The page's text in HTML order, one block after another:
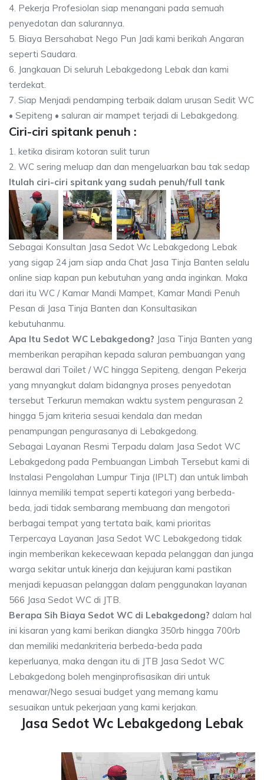
4. Pekerja Profesiolan siap menangani pada semuah
penyedotan dan salurannya.
5. Biaya Bersahabat Nego Pun Jadi kami berikah Angaran
seperti Saudara.
6. Jangkauan Di seluruh Lebakgedong Lebak dan kami
terdekat.
7. Siap Menjadi pendamping terbaik dalam urusan Sedit WC
• Sepiteng • saluran air mampet terjadi di Lebakgedong.
Ciri-ciri spitank penuh :
1. ketika disiram kotoran sulit turun
2. WC sering meluap dan dan mengeluarkan bau tak sedap
Itulah ciri-ciri spitank yang sudah penuh/full tank
Sebagai Konsultan Jasa Sedot Wc Lebakgedong Lebak
yang sigap 24 jam siap anda Chat Jasa Tinja Banten selalu
online siap kapan pun kebutuhan yang anda inginkan. Maka
dari itu WC / Kamar Mandi Mampet, Kamar Mandi Penuh
Pesan di Jasa Tinja Banten dan Konsultasikan
kebutuhanmu.
Apa Itu Sedot WC Lebakgedong? Jasa Tinja Banten yang
memberikan perapihan kepada saluran pembuangan yang
berawal dari Toilet / WC hingga Sepiteng, dengan Pekerja
yang mnyangkut dalam bidangnya proses penyedotan
tersebut Terkurun memakan waktu system pengurasan 2
hingga 5 jam kriteria sesuai kendala dan medan
penampungan pengurasanya di Lebakgedong.
Sebagai Layanan Resmi Terpadu dalam Jasa Sedot WC
Lebakgedong pada Pembuangan Limbah Tersebut kami di
Instalasi Pengolahan Lumpur Tinja (IPLT) dan untuk limbah
lainnya memiliki tempat seperti kategori yang berbeda-
beda, jadi tidak sembarang membuang dan mengotori
berbagai tempat yang tertata baik, kami prioritas
Terpercaya Layanan Jasa Sedot WC Lebakgedong tidak
ingin memberikan kekecewaan kepada pelanggan dan junga
warga sekitar untuk kinerja dan kejujuran kami pastikan
menjadi kepuasan pelanggan dalam penggunakan layanan
566 Jasa Sedot WC di JTB.
Berapa Sih Biaya Sedot WC di Lebakgedong? dalam hal
ini kisaran yang kami berikan diangka 350rb hingga 700rb
dan memiliki medankriteria berbeda-beda pada
keperluanya, maka dengan itu di JTB Jasa Sedot WC
Lebakgedong boleh menginprofisasikan diri untuk
menawar/Nego sesuai budget yang memang kamu
sesuaikan untuk pekerjaan yang kami kerjakan.
Jasa Sedot Wc Lebakgedong Lebak